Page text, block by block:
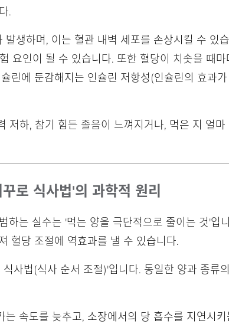
.
생하며, 이는 혈관 내벽 세포를 손상시킬 수 있
요인이 될 수 있습니다. 또한 혈당이 치솟을 때
린에 둔감해지는 인슐린 저항성(인슐린의 효과
저하, 참기 힘든 졸음이 느껴지거나, 먹은 지 얼
로 식사법'의 과학적 원리
하는 실수는 '먹는 양을 극단적으로 줄이는 것'입
혈당 조절에 역효과를 낼 수 있습니다.
사법(식사 순서 조절)'입니다. 동일한 양과 종류
속도를 늦추고, 소장에서의 당 흡수를 지연시